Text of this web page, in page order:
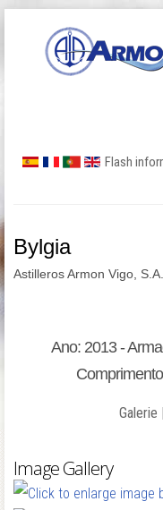
Flash
Bylgia
Astilleros Armon Vigo,
Ano: 2013 -
Galerie |
Image Gallery